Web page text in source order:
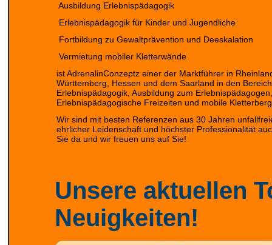
Ausbildung Erlebnispädagogik
Erlebnispädagogik für Kinder und Jugendliche
Fortbildung zu Gewaltprävention und Deeskalation
Vermietung mobiler Kletterwände
ist AdrenalinConzeptz einer der Marktführer in
Württemberg, Hessen und dem Saarland in den
Erlebnispädagogik, Ausbildung zum
Erlebnispädagogische Freizeiten und mobile
Wir sind mit besten Referenzen aus 30 Jahren
ehrlicher Leidenschaft und höchster Professionalität
Sie da und wir freuen uns auf Sie!
Unsere aktuellen
Neuigkeiten!